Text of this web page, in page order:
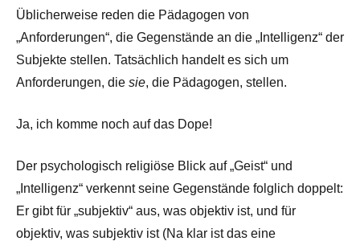
Üblicherweise reden die Pädagogen von
„Anforderungen“, die Gegenstände an die „Intelligenz“ der
Subjekte stellen. Tatsächlich handelt es sich um
Anforderungen, die sie, die Pädagogen, stellen.
Ja, ich komme noch auf das Dope!
Der psychologisch religiöse Blick auf „Geist“ und
„Intelligenz“ verkennt seine Gegenstände folglich doppelt:
Er gibt für „subjektiv“ aus, was objektiv ist, und für
objektiv, was subjektiv ist (Na klar ist das eine